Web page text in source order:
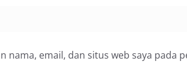
nama, email, dan situs web saya